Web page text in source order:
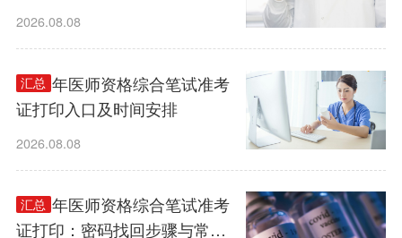
2026.08.08
汇总
2026年医师资格综合笔试准考
证打印入口及时间安排
2026.08.08
汇总
2026年医师资格综合笔试准考
证打印：密码找回步骤与常见